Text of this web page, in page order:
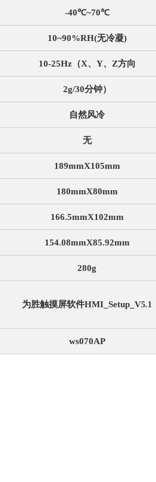
-40℃~70℃
10~90%RH(无冷凝)
10-25Hz（X、Y、Z方向
2g/30分钟）
自然风冷
无
189mmX105mm
180mmX80mm
166.5mmX102mm
154.08mmX85.92mm
280g
为胜触摸屏软件HMI_Setup_V5.1
ws070AP